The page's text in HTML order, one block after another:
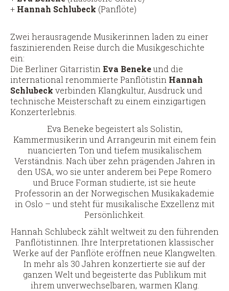
+ Hannah Schlubeck (Panflöte)
Zwei herausragende Musikerinnen laden zu einer
faszinierenden Reise durch die Musikgeschichte
ein:
Die Berliner Gitarristin Eva Benekeund die
international renommierte Panflötistin Hannah
Schlubeck verbinden Klangkultur, Ausdruck und
technische Meisterschaft zu einem einzigartigen
Konzerterlebnis.
Eva Beneke begeistert als Solistin,
Kammermusikerin und Arrangeurin mit einem fein
nuancierten Ton und tiefem musikalischem
Verständnis. Nach über zehn prägenden Jahren in
den USA, wo sie unter anderem bei Pepe Romero
und Bruce Forman studierte, ist sie heute
Professorin an der Norwegischen Musikakademie
in Oslo – und steht für musikalische Exzellenz mit
Persönlichkeit.
Hannah Schlubeck zählt weltweit zu den führenden
Panflötistinnen. Ihre Interpretationen klassischer
Werke auf der Panflöte eröffnen neue Klangwelten.
In mehr als 30 Jahren konzertierte sie auf der
ganzen Welt und begeisterte das Publikum mit
ihrem unverwechselbaren, warmen Klang.